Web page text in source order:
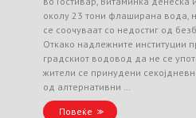
околу 23 тони флаширана вода,
се соочуваат со недостиг од
Откако надлежните институции
градскиот водовод да не се
жители се принудени
од алтернативни …
Повеќе